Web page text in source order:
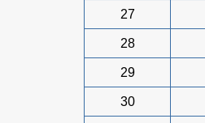
27
28
29
30